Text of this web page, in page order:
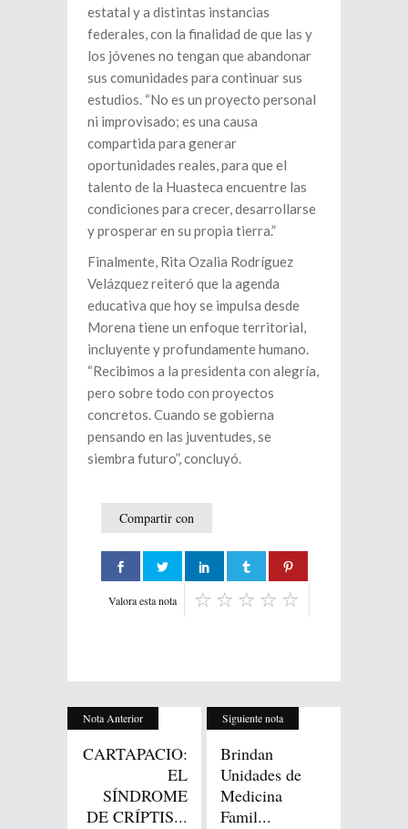
estatal y a distintas instancias
federales, con la finalidad de que las y
los jóvenes no tengan que abandonar
sus comunidades para continuar sus
estudios. “No es un proyecto personal
ni improvisado; es una causa
compartida para generar
oportunidades reales, para que el
talento de la Huasteca encuentre las
condiciones para crecer, desarrollarse
y prosperar en su propia tierra.”
Finalmente, Rita Ozalia Rodríguez
Velázquez reiteró que la agenda
educativa que hoy se impulsa desde
Morena tiene un enfoque territorial,
incluyente y profundamente humano.
“Recibimos a la presidenta con alegría,
pero sobre todo con proyectos
concretos. Cuando se gobierna
pensando en las juventudes, se
siembra futuro”, concluyó.
Compartir con
Valora esta nota
Nota Anterior
CARTAPACIO:
EL
SÍNDROME
DE CRÍPTIS...
Siguiente nota
Brindan
Unidades de
Medicina
Famil...